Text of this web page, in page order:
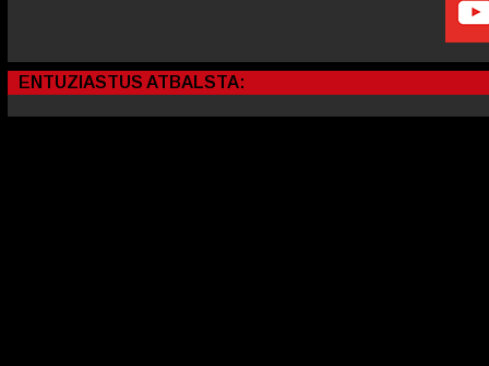
ENTUZIASTUS ATBALSTA: